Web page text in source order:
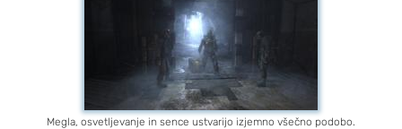
Megla, osvetljevanje in sence ustvarijo izjemno všečno podobo.